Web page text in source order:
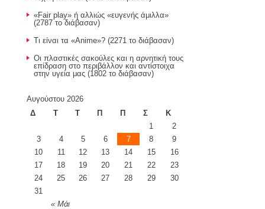
«Fair play» ή αλλιώς «ευγενής άμιλλα»
(2787 το διάβασαν)
Τι είναι τα «Anime»? (2271 το διάβασαν)
Οι πλαστικές σακούλες και η αρνητική τους
επίδραση στο περιβάλλον και αντίστοιχα
στην υγεία μας (1802 το διάβασαν)
Αυγούστου 2026
Δ
Τ Τ Π Π Σ Κ
« Μάι
1
2
3
4 5 6 7 8
9
10
11 12 13 14 15
16
17
18 19 20 21 22
23
24
25 26 27 28 29
30
31